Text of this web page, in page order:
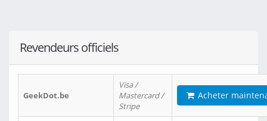
Revendeurs officiels
GeekDot.be
Visa /
Mastercard /
Stripe
Acheter